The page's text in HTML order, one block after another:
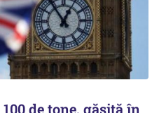
de tone, găsită în